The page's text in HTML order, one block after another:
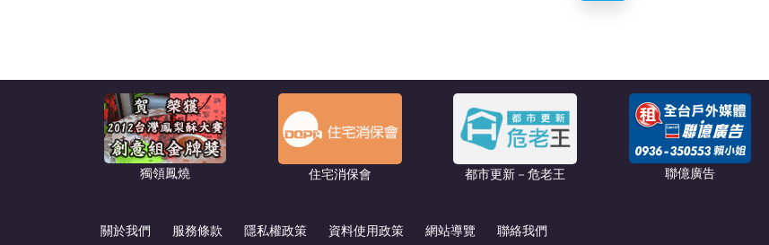
獨領鳳燒 住宅消保會 都市更新－危老王 聯億廣告
關於我們 服務條款 隱私權政策 資料使用政策 網站導覽 聯絡我們